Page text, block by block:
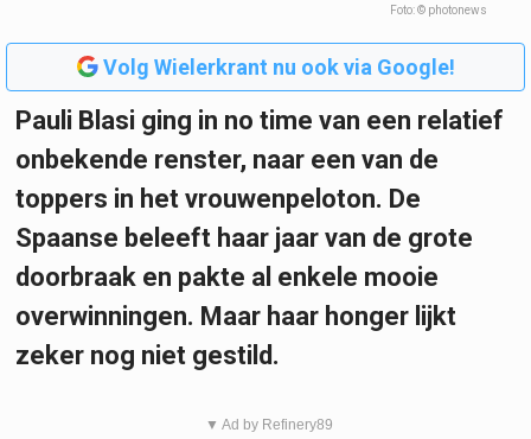
Foto: © photonews
Volg Wielerkrant nu ook via Google!
Pauli Blasi ging in no time van een relatief
onbekende renster, naar een van de
toppers in het vrouwenpeloton. De
Spaanse beleeft haar jaar van de grote
doorbraak en pakte al enkele mooie
overwinningen. Maar haar honger lijkt
zeker nog niet gestild.
▼ Ad by Refinery89